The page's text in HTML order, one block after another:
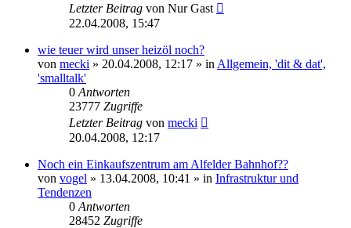
Letzter Beitrag von Nur Gast
22.04.2008, 15:47
wie teuer wird unser heizöl noch?
von mecki » 20.04.2008, 12:17 » in Allgemein, 'dit & dat',
'smalltalk'
0 Antworten
23777 Zugriffe
Letzter Beitrag von mecki
20.04.2008, 12:17
Noch ein Einkaufszentrum am Alfelder Bahnhof??
von vogel » 13.04.2008, 10:41 » in Infrastruktur und
Tendenzen
0 Antworten
28452 Zugriffe